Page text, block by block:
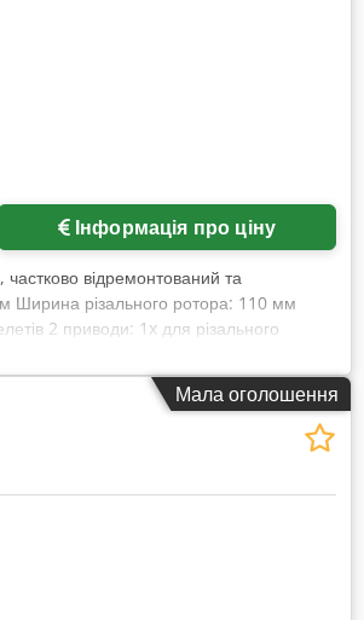
Інформація про ціну
відремонтований та
Ширина різального ротора: 110 мм
2 приводи: 1x для різального
камери Огляд / пробний запуск
стренг-вентилятори та
установки доступні зі складуМала оголошення